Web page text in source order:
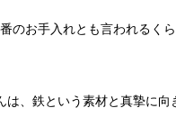
のお手入れとも言われるく
、鉄という素材と真摯に向